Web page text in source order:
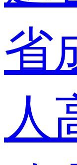
省
人